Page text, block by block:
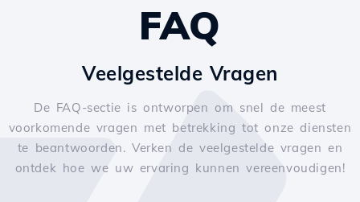
FAQ
Veelgestelde Vragen
De FAQ-sectie is ontworpen om snel de meest
voorkomende vragen met betrekking tot onze diensten
te beantwoorden. Verken de veelgestelde vragen en
ontdek hoe we uw ervaring kunnen vereenvoudigen!